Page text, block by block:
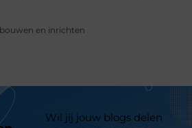
en inrichten
Wil jij jouw blogs delen